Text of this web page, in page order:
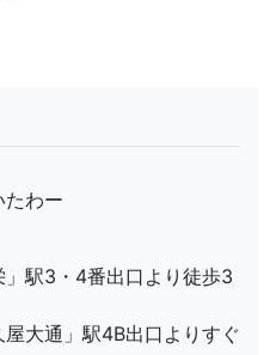
たわー
駅3・4番出口より徒歩3
大通」駅4B出口よりすぐ